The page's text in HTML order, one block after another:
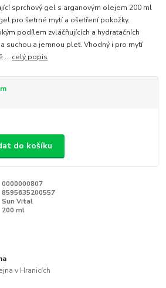
sprchový gel s arganovým olejem 200 ml
pro šetrné mytí a ošetření pokožky.
podílem zvláčňujících a hydratačních
suchou a jemnou pleť. Vhodný i pro mytí
... celý popis
do košíku
0000000807
8595635200557
Sun Vital
200 ml
v Hranicích